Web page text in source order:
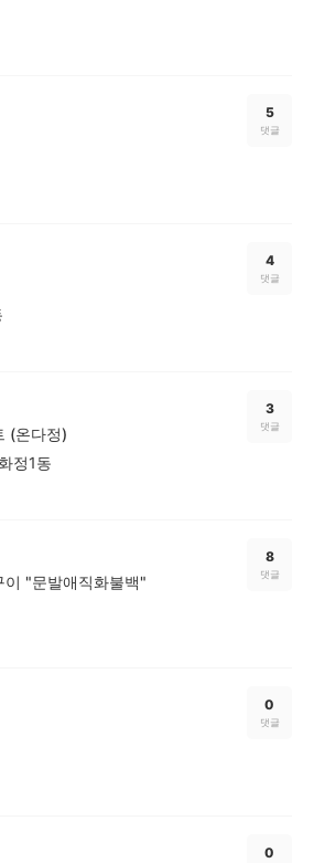
5
댓글
4
댓글
(온다정)
화정1동
3
댓글
이 "문발애직화불백"
8
댓글
0
댓글
0